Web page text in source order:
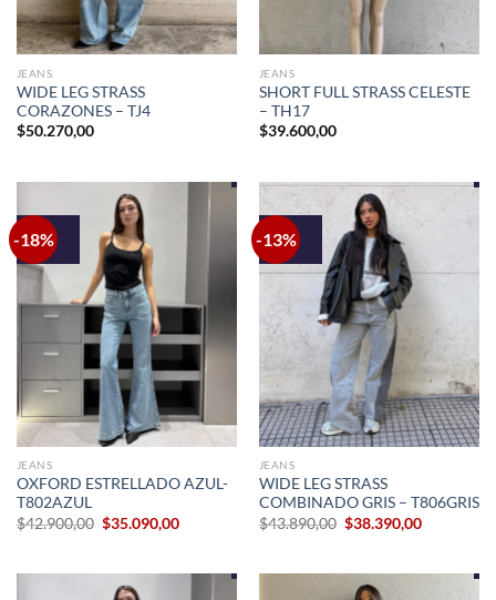
JEANS
WIDE LEG STRASS
CORAZONES – TJ4
$50.270,00
JEANS
SHORT FULL STRASS CELESTE
– TH17
$39.600,00
-18%
JEANS
OXFORD ESTRELLADO AZUL-
T802AZUL
$42.900,00 El
precio
$42.900,00.
$35.090,00El
$35.090,00.
-13%
JEANS
WIDE LEG STRASS
COMBINADO GRIS – T806GRIS
$43.890,00 El
precio
$43.890,00.
$38.390,00El